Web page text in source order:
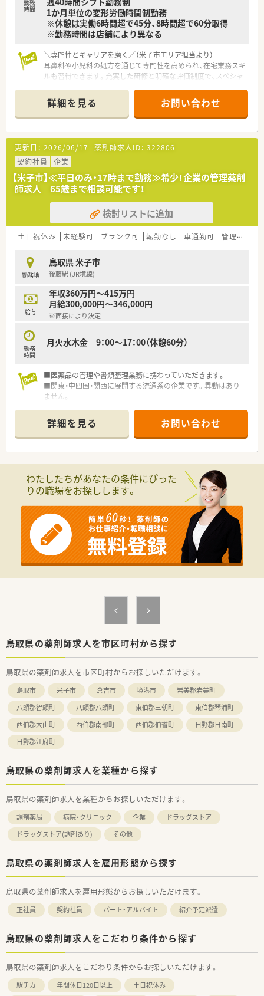
です。
■1982年の創業以来、人々が笑顔になれる薬局を
目指して地域の医療貢献に取り組み、
中国エリアに116店舗の薬局を展開する法人です。
う、
笑顔をキーワードに患者様の為に何ができるかを常に考え、
日々の業務を行います。
■しっかりと基盤を固め、まずは保険薬局として
患者さんに寄り添って服薬指導を行う
「かかりつけ薬局」になること。その上で健康に関する
相談窓口として地域の皆様の主体的な健康の維持・増進を
積極的に支援する「健康サポート薬局」を目指し、
さらに病院や介護施設などと連携を強化することで
地域包括ケアにつながっていく事に重きを置いています。
■調剤事業にとどまらず、セルフメディケーションの
推進・健康拠点として情報の発信や
健康イベント開催などの取り組みを行っています。
■無菌調剤対応薬局の設置や関連会社の
介護サービス事業を展開するサンキ・ウエルビィ（株）との連
そして中国地方最大級の店舗網を生かし、
地域の皆さまが安心して暮らせる街づくりを支援します。
＜こんな方にもオススメ＞
■年収アップをご希望の方
■Iターン・Uターンを検討中の方
■福利厚生や人事評価制度の整った企業に身を置きたい方
などなど・・・
気になる方はお気軽にお問い合わせください！
勤務
時間
1か月単位の変形労働時間制勤務
※休憩は実働6時間超で45分、8時間超で60分取得
※勤務時間は店舗により異なる
＼専門性とキャリアを磨く／（米子市エリア担当より）
耳鼻科や小児科の処方を通じて専門性を高められ、在宅業務スキ
ルも習得できます。充実した研修と明確な評価制度で、スペシャ
＊------------------------------------------＊
【店舗情報と応需状況について】
■米子駅から車で13分ほどの場所にあり、住宅のような温かい
雰囲気の待合室を備えた2階建ての店舗です。
■内科や小児科に加えて耳鼻科の処方箋を応需しており、特有の
粉薬やシロップなどの専門的な調剤経験が積めます。
■1日平均80枚から90枚の処方箋を常時3名から4名の薬剤師で
対応し、居宅への在宅業務も実施しています。
【募集背景と求める人物像について】
■今回は店舗の体制強化と患者様へのサービス向上を目的とし
た欠員補充であり、即戦力となる方を歓迎します。
■ご自身の目指すキャリアプランをしっかりと持ち、前向きに
日々の業務や自己研鑽に取り組める方を求めています。
域医療の発展に貢献したいという意欲のある方です。
【法人特徴について】
■東証プライム上場グループの一員として安定した基盤を持ち、
中国エリアで100店舗以上を展開する大手企業です。
■調剤事業にとどまらず、健康イベントの開催や介護サービスと
の連携など地域包括ケアに積極的に取り組んでいます。
ず保守的で堅実な運営方針を貫いております。
詳細を見る お問い合わせ
更新日： 2026/06/17 薬剤師求人ID： 322806
契約社員
企業
【米子市】≪平日のみ・17時まで勤務≫希少！企業の管理薬剤
師求人 65歳まで相談可能です！
検討リストに追加
土日祝休み 未経験可 ブランク可 転勤なし 車通勤可 管理薬剤師
勤務地
鳥取県 米子市
後藤駅 (JR境線)
給与
年収360万円～415万円
月給300,000円～346,000円
※面接により決定
勤務
時間
月火水木金 9：00～17：00（休憩60分）
■医薬品の管理や書類整理業務に携わっていただきます。
■関東・中四国・関西に展開する流通系の企業です。異動はあり
ません。
詳細を見る お問い合わせ
わたしたちがあなたの条件にぴった
りの職場をお探しします。
鳥取県の薬剤師求人を市区町村から探す
鳥取県の薬剤師求人を市区町村からお探しいただけます。
鳥取市 米子市 倉吉市 境港市
岩美郡岩美町
八頭郡智頭町
八頭郡八頭町 東伯郡三朝町
東伯郡琴浦町
西伯郡大山町
西伯郡南部町 西伯郡伯耆町
日野郡日南町
日野郡江府町
鳥取県の薬剤師求人を業種から探す
鳥取県の薬剤師求人を業種からお探しいただけます。
調剤薬局 病院・クリニック 企業
ドラッグストア
ドラッグストア(調剤あり)
その他
鳥取県の薬剤師求人を雇用形態から探す
鳥取県の薬剤師求人を雇用形態からお探しいただけます。
正社員 契約社員 パート・アルバイト 紹介予定派遣
鳥取県の薬剤師求人をこだわり条件から探す
鳥取県の薬剤師求人をこだわり条件からお探しいただけます。
駅チカ 年間休日120日以上
土日祝休み